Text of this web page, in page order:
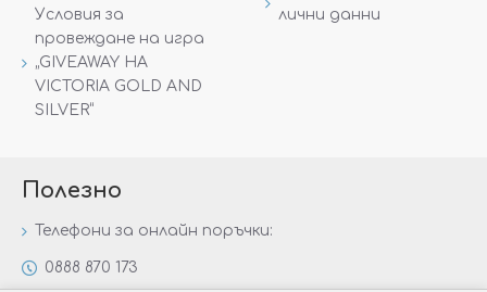
Условия за
провеждане на игра
„GIVEAWAY НА
VICTORIA GOLD AND
SILVER“
лични данни
Полезно
Телефони за онлайн поръчки:
0888 870 173